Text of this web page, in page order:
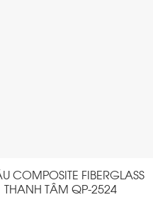
COMPOSITE FIBERGLASS
THANH TÂM QP-2524